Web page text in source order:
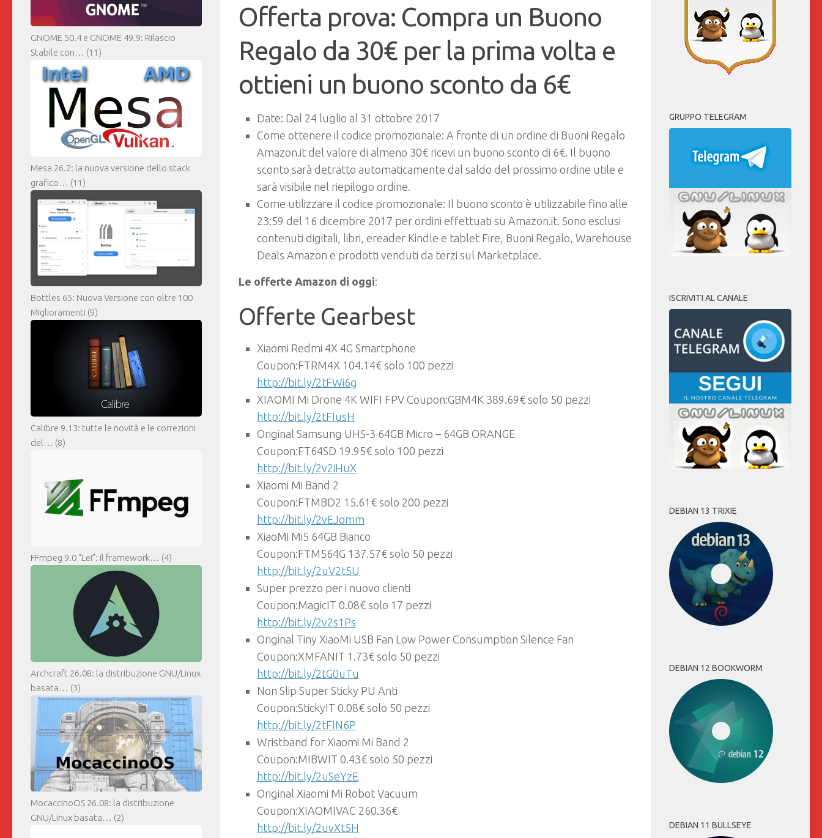
Offerta prova: Compra un Buono
Regalo da 30€ per la prima volta e
ottieni un buono sconto da 6€
Date: Dal 24 luglio al 31 ottobre 2017
Come ottenere il codice promozionale: A fronte di un ordine di Buoni Regalo
Amazon.it del valore di almeno 30€ ricevi un buono sconto di 6€. Il buono
sconto sarà detratto automaticamente dal saldo del prossimo ordine utile e
sarà visibile nel riepilogo ordine.
Come utilizzare il codice promozionale: Il buono sconto è utilizzabile fino alle
23:59 del 16 dicembre 2017 per ordini effettuati su Amazon.it. Sono esclusi
contenuti digitali, libri, ereader Kindle e tablet Fire, Buoni Regalo, Warehouse
Deals Amazon e prodotti venduti da terzi sul Marketplace.
Le offerte Amazon di oggi:
Offerte Gearbest
Xiaomi Redmi 4X 4G Smartphone
Coupon:FTRM4X 104.14€ solo 100 pezzi
http://bit.ly/2tFWi6g
XIAOMI Mi Drone 4K WIFI FPV Coupon:GBM4K 389.69€ solo 50 pezzi
http://bit.ly/2tFIusH
Original Samsung UHS-3 64GB Micro – 64GB ORANGE
Coupon:FT64SD 19.95€ solo 100 pezzi
http://bit.ly/2v2iHuX
Xiaomi Mi Band 2
Coupon:FTMBD2 15.61€ solo 200 pezzi
http://bit.ly/2vEJomm
XiaoMi Mi5 64GB Bianco
Coupon:FTM564G 137.57€ solo 50 pezzi
http://bit.ly/2uV2t5U
Super prezzo per i nuovo clienti
Coupon:MagicIT 0.08€ solo 17 pezzi
http://bit.ly/2v2s1Ps
Original Tiny XiaoMi USB Fan Low Power Consumption Silence Fan
Coupon:XMFANIT 1.73€ solo 50 pezzi
http://bit.ly/2tG0uTu
Non Slip Super Sticky PU Anti
Coupon:StickyIT 0.08€ solo 50 pezzi
http://bit.ly/2tFIN6P
Wristband for Xiaomi Mi Band 2
Coupon:MIBWIT 0.43€ solo 50 pezzi
http://bit.ly/2uSeYzE
Original Xiaomi Mi Robot Vacuum
Coupon:XIAOMIVAC 260.36€
http://bit.ly/2uvXt5H
GNOME 50.4 e GNOME 49.9: Rilascio
Stabile con… (11)
Mesa 26.2: la nuova versione dello stack
grafico… (11)
Bottles 65: Nuova Versione con oltre 100
Miglioramenti (9)
Calibre 9.13: tutte le novità e le correzioni
del… (8)
FFmpeg 9.0 “Lei”: il framework… (4)
Archcraft 26.08: la distribuzione GNU/Linux
basata… (3)
MocaccinoOS 26.08: la distribuzione
GNU/Linux basata… (2)
GRUPPO TELEGRAM
ISCRIVITI AL CANALE
DEBIAN 13 TRIXIE
DEBIAN 12 BOOKWORM
DEBIAN 11 BULLSEYE